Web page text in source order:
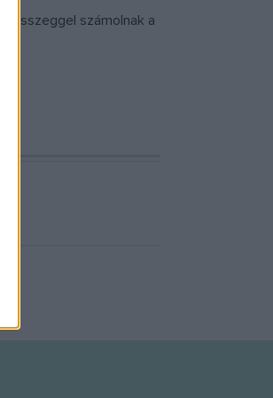
összeggel számolnak a